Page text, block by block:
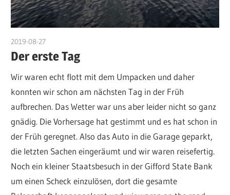
2019-08-27
Der erste Tag
Wir waren echt flott mit dem Umpacken und daher
konnten wir schon am nächsten Tag in der Früh
aufbrechen. Das Wetter war uns aber leider nicht so ganz
gnädig. Die Vorhersage hat gestimmt und es hat schon in
der Früh geregnet. Also das Auto in die Garage geparkt,
die letzten Sachen eingeräumt und wir waren reisefertig.
Noch ein kleiner Staatsbesuch in der Gifford State Bank
um einen Scheck einzulösen, dort die gesamte